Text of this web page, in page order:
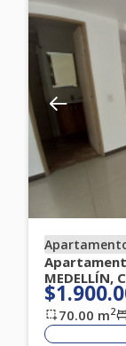
MEDELLÍN,
70.00 m2